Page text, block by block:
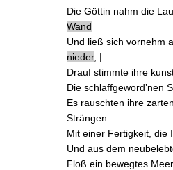
Die Göttin nahm die
Wand
Und ließ sich vornehm
nieder, |
Drauf stimmte ihre
Die schlaffgeword’nen
Es rauschten ihre
Strängen
Mit einer Fertigkeit, die
Und aus dem
Floß ein bewegtes